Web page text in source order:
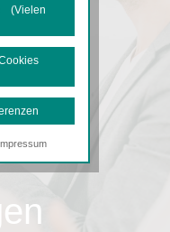
(Vielen
um die
Cookies